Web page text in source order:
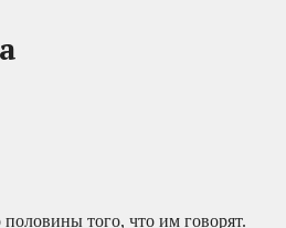
того, что им говорят.